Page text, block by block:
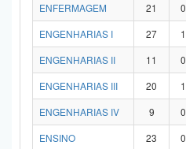
ENFERMAGEM
21 0
ENGENHARIAS I
27 1
ENGENHARIAS II
11 0
ENGENHARIAS III
20 1
ENGENHARIAS IV
9 0
ENSINO
23 0